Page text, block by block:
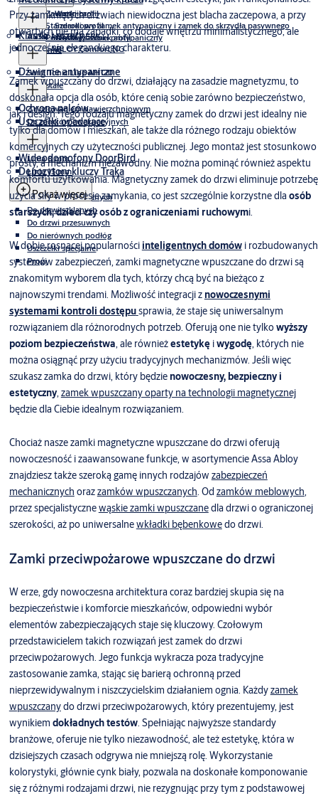
Wąski profil
Szeroki profil
Wąski i szeroki profil
Zawrotnica
Standardowy zamek antypaniczny i zamek do skrzydła pasywnego
Patentowy zamek antypaniczny
Inne
ASSA ABLOY PERK
ASSA ABLOY Comfort NG
Klamki i rozety
Seria Tonic Line AH120
Pozostałe
Dźwignie antypaniczne
Z ryglowaniem nawierzchniowym
Do zamków ewekuacyjnych
Ochrona palców
Uszczelki opadające
Linia 8 mm
Linia 13 mm
Linia 20 mm
Do drzwi zewnętrznych
Do drzwi szklanych
Do drzwi przesuwnych
Do nierównych podłóg
Uszczelki specjalne
Progi
Wideodomofony DoorBird
Depozytory kluczy Traka
Pokaż więcej
Przy zamkniętych drzwiach niewidoczna jest blacha zaczepowa, a przy
otwartych nie ma zapadki, co dodaje wnętrzu minimalistycznego, ale
jednocześnie eleganckiego charakteru.
Zamek wpuszczany do drzwi, działający na zasadzie magnetyzmu, to
doskonała opcja dla osób, które cenią sobie zarówno bezpieczeństwo,
jak i design. Tego rodzaju magnetyczny zamek do drzwi jest idealny nie
tylko dla domów i mieszkań, ale także dla różnego rodzaju obiektów
komercyjnych czy użyteczności publicznej. Jego montaż jest stosunkowo
prosty, a mechanizm niezawodny. Nie można pominąć również aspektu
komfortu użytkowania. Magnetyczny zamek do drzwi eliminuje potrzebę
użycia siły w procesie zamykania, co jest szczególnie korzystne dlaosób
starszych, dzieci czy osób z ograniczeniami ruchowymi.
W dobie rosnącej popularności inteligentnych domówi rozbudowanych
systemów zabezpieczeń, zamki magnetyczne wpuszczane do drzwi są
znakomitym wyborem dla tych, którzy chcą być na bieżąco z
najnowszymi trendami. Możliwość integracji z nowoczesnymi
systemami kontroli dostępusprawia, że staje się uniwersalnym
rozwiązaniem dla różnorodnych potrzeb. Oferują one nie tylkowyższy
poziom bezpieczeństwa, ale równieżestetykęiwygodę, których nie
można osiągnąć przy użyciu tradycyjnych mechanizmów. Jeśli więc
szukasz zamka do drzwi, który będzie nowoczesny, bezpieczny i
estetyczny,zamek wpuszczany oparty na technologii magnetycznej
będzie dla Ciebie idealnym rozwiązaniem.
Chociaż nasze zamki magnetyczne wpuszczane do drzwi oferują
nowoczesność i zaawansowane funkcje, w asortymencie Assa Abloy
znajdziesz także szeroką gamę innych rodzajów zabezpieczeń
mechanicznych orazzamków wpuszczanych. Od zamków meblowych,
przez specjalistycznewąskie zamki wpuszczanedla drzwi o ograniczonej
szerokości, aż po uniwersalnewkładki bębenkowedo drzwi.
Zamki przeciwpożarowe wpuszczane do drzwi
W erze, gdy nowoczesna architektura coraz bardziej skupia się na
bezpieczeństwie i komforcie mieszkańców, odpowiedni wybór
elementów zabezpieczających staje się kluczowy. Czołowym
przedstawicielem takich rozwiązań jest zamek do drzwi
przeciwpożarowych. Jego funkcja wykracza poza tradycyjne
zastosowanie zamka, stając się barierą ochronną przed
nieprzewidywalnym i niszczycielskim działaniem ognia. Każdyzamek
wpuszczanydo drzwi przeciwpożarowych, który prezentujemy, jest
wynikiem dokładnych testów. Spełniając najwyższe standardy
branżowe, oferuje nie tylko niezawodność, ale też estetykę, która w
dzisiejszych czasach odgrywa nie mniejszą rolę. Wykorzystanie
kolorystyki, głównie cynk biały, pozwala na doskonałe komponowanie
się z różnymi rodzajami drzwi, nie rezygnując przy tym z podstawowej